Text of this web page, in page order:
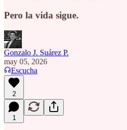
Pero la vida sigue.
Gonzalo J. Suárez P.
may 05, 2026
Escucha
2
1